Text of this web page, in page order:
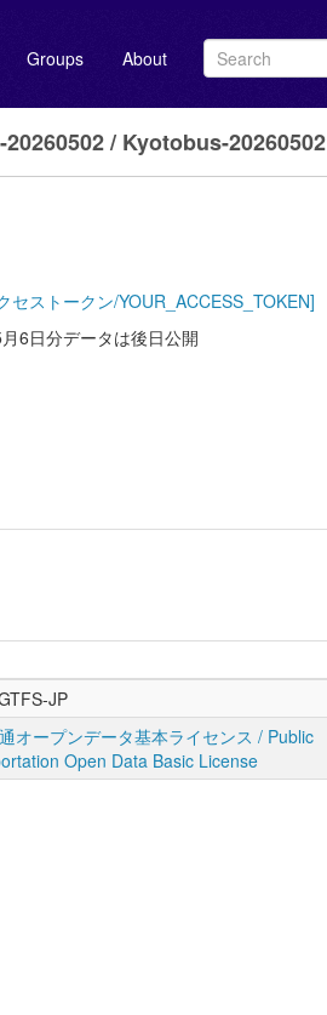
Groups About
20260502 / Kyotobus-20260502
ストークン/YOUR_ACCESS_TOKEN]
6日分データは後日公開
JP
オープンデータ基本ライセンス / Public
Open Data Basic License